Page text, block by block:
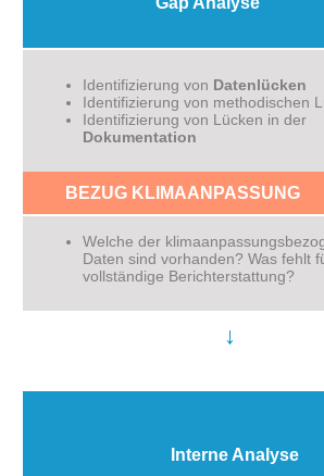
Identifizierung von Datenlücken
Identifizierung von methodischen
Identifizierung von Lücken in der
Dokumentation
BEZUG KLIMAANPASSUNG
Welche der
Daten sind vorhanden? Was fehlt
vollständige Berichterstattung?
↓
Interne Analyse